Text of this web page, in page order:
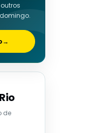
→
de